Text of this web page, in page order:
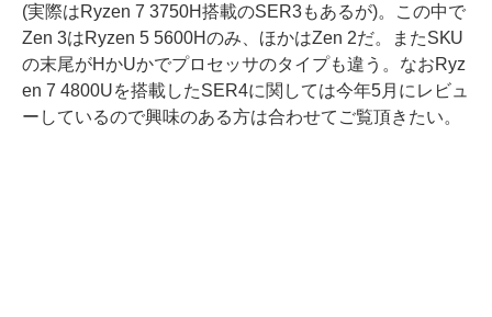
(実際はRyzen 7 3750H搭載のSER3もあるが)。この中で
Zen 3はRyzen 5 5600Hのみ、ほかはZen 2だ。またSKU
の末尾がHかUかでプロセッサのタイプも違う。なおRyz
en 7 4800Uを搭載したSER4に関しては今年5月にレビュ
ーしているので興味のある方は合わせてご覧頂きたい。